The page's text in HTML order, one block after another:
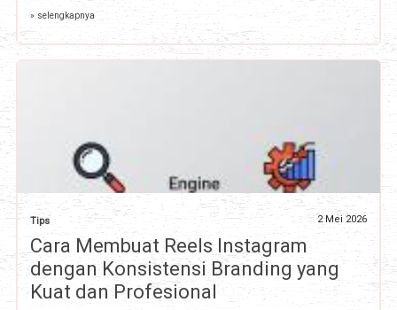
» selengkapnya
Tips 2 Mei 2026
Cara Membuat Reels Instagram
dengan Konsistensi Branding yang
Kuat dan Profesional